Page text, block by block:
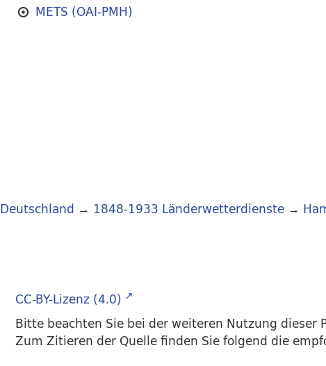
METS (OAI-PMH)
Deutschland → 1848-1933 Länderwetterdienste →
CC-BY-Lizenz (4.0)
Bitte beachten Sie bei der weiteren Nutzung dieser
Zum Zitieren der Quelle finden Sie folgend die